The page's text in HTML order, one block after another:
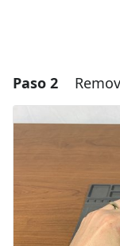
Paso 2